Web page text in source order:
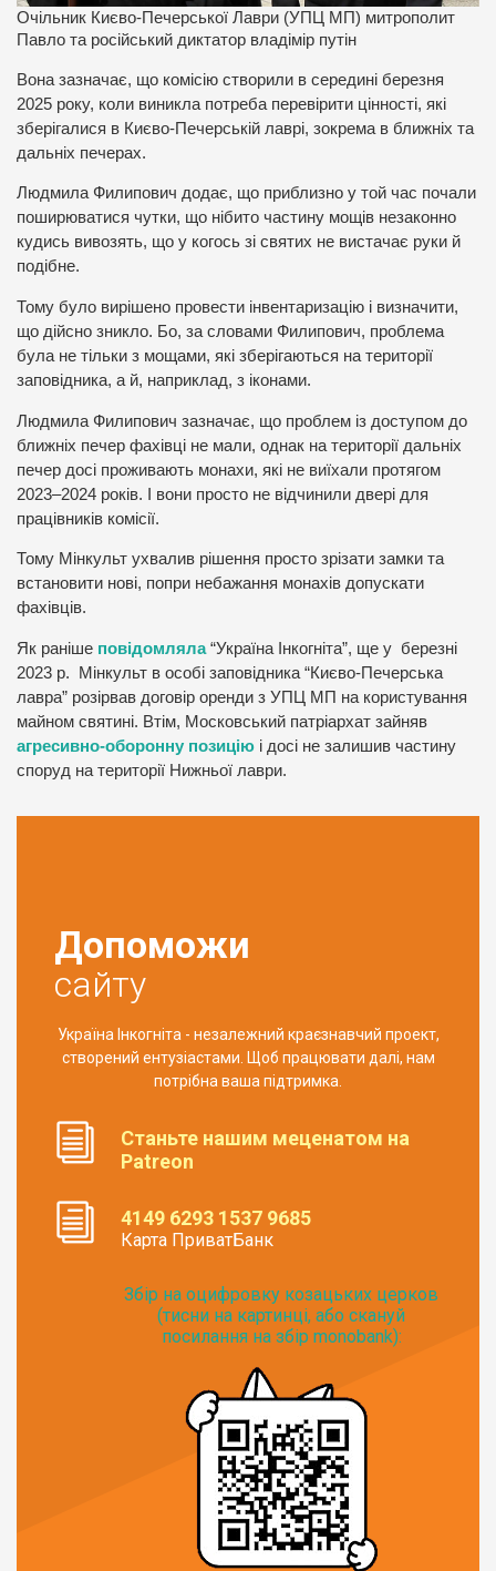
Очільник Києво-Печерської Лаври (УПЦ МП) митрополит
Павло та російський диктатор владімір путін
Вона зазначає, що комісію створили в середині березня
2025 року, коли виникла потреба перевірити цінності, які
зберігалися в Києво-Печерській лаврі, зокрема в ближніх та
дальніх печерах.
Людмила Филипович додає, що приблизно у той час почали
поширюватися чутки, що нібито частину мощів незаконно
кудись вивозять, що у когось зі святих не вистачає руки й
подібне.
Тому було вирішено провести інвентаризацію і визначити,
що дійсно зникло. Бо, за словами Филипович, проблема
була не тільки з мощами, які зберігаються на території
заповідника, а й, наприклад, з іконами.
Людмила Филипович зазначає, що проблем із доступом до
ближніх печер фахівці не мали, однак на території дальніх
печер досі проживають монахи, які не виїхали протягом
2023–2024 років. І вони просто не відчинили двері для
працівників комісії.
Тому Мінкульт ухвалив рішення просто зрізати замки та
встановити нові, попри небажання монахів допускати
фахівців.
Як раніше повідомляла“Україна Інкогніта”, ще у березні
2023 р. Мінкульт в особі заповідника “Києво-Печерська
лавра” розірвав договір оренди з УПЦ МП на користування
майном святині. Втім, Московський патріархат зайняв
агресивно-оборонну позицію і досі не залишив частину
споруд на території Нижньої лаври.
Допоможи
сайту
Україна Інкогніта - незалежний краєзнавчий проект,
створений ентузіастами. Щоб працювати далі, нам
потрібна ваша підтримка.
Станьте нашим меценатом на
Patreon
4149 6293 1537 9685
Карта ПриватБанк
Збір на оцифровку козацьких церков
(тисни на картинці, або скануй
посилання на збір monobank):